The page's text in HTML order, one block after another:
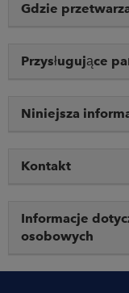
Gdzie
Przysługujące
Niniejsza
Kontakt
Informacje
osobowych